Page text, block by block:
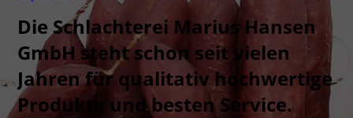
Die Schlachterei Marius Hansen
GmbH steht schon seit vielen
Jahren für qualitativ hochwertige
Produkte und besten Service.